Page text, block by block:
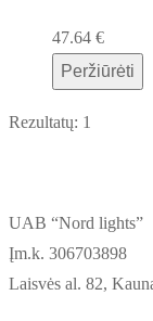
47.64 €
Peržiūrėti
Rezultatų: 1
UAB “Nord lights”
Įm.k. 306703898
Laisvės al. 82,